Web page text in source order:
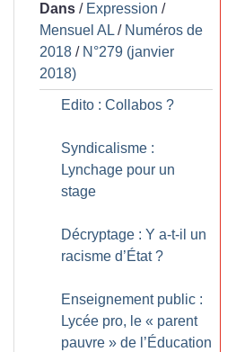
Dans / Expression /
Mensuel AL / Numéros de
2018 / N°279 (janvier
2018)
Edito : Collabos ?
Syndicalisme :
Lynchage pour un
stage
Décryptage : Y a-t-il un
racisme d’État ?
Enseignement public :
Lycée pro, le « parent
pauvre » de l’Éducation